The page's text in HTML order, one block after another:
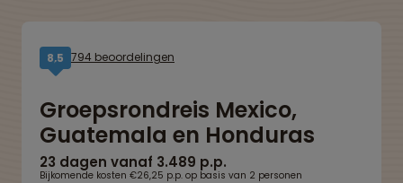
8,5 794 beoordelingen
Groepsrondreis Mexico,
Guatemala en Honduras
23 dagen vanaf 3.489 p.p.
Bijkomende kosten €26,25 p.p. op basis van 2 personen